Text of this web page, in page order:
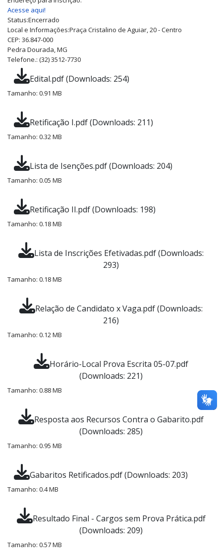
Acesse aqui!
Status:Encerrado
Local e Informações:Praça Cristalino de Aguiar, 20 - Centro
CEP: 36.847-000
Pedra Dourada, MG
Telefone.: (32) 3512-7730
Edital.pdf (Downloads: 254)
Tamanho: 0.91 MB
Retificação I.pdf (Downloads: 211)
Tamanho: 0.32 MB
Lista de Isenções.pdf (Downloads: 204)
Tamanho: 0.05 MB
Retificação II.pdf (Downloads: 198)
Tamanho: 0.18 MB
Lista de Inscrições Efetivadas.pdf (Downloads:
293)
Tamanho: 0.18 MB
Relação de Candidato x Vaga.pdf (Downloads:
216)
Tamanho: 0.12 MB
Horário-Local Prova Escrita 05-07.pdf
(Downloads: 221)
Tamanho: 0.88 MB
Resposta aos Recursos Contra o Gabarito.pdf
(Downloads: 285)
Tamanho: 0.95 MB
Gabaritos Retificados.pdf (Downloads: 203)
Tamanho: 0.4 MB
Resultado Final - Cargos sem Prova Prática.pdf
(Downloads: 209)
Tamanho: 0.57 MB